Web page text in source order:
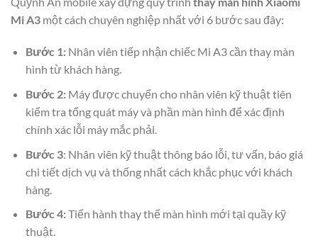
Mi A3 một cách chuyên nghiệp nhất với 6 bước sau đây:
Bước 1: Nhân viên tiếp nhận chiếc Mi A3 cần thay màn
hình từ khách hàng.
Bước 2:Máy được chuyển cho nhân viên kỹ thuật tiên
kiểm tra tổng quát máy và phần màn hình để xác định
chính xác lỗi máy mắc phải.
Bước 3: Nhân viên kỹ thuật thông báo lỗi, tư vấn, báo giá
chi tiết dịch vụ và thống nhất cách khắc phục với khách
hàng.
Bước 4:Tiến hành thay thế màn hình mới tại quầy kỹ
thuật.